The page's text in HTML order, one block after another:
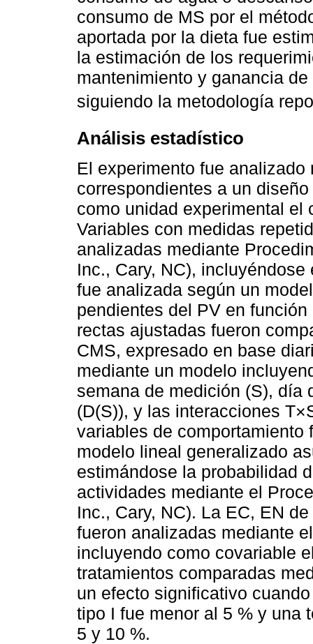
consumo de MS por el
aportada por la dieta fue
la estimación de los
mantenimiento y ganancia
siguiendo la metodología
Análisis estadístico
El experimento fue
correspondientes a un
como unidad experimental el
Variables con medidas
analizadas mediante
Inc., Cary, NC),
fue analizada según un
pendientes del PV en
rectas ajustadas fueron
CMS, expresado en base
mediante un modelo
semana de medición (S), día
(D(S)), y las interacciones
variables de comportamiento
modelo lineal generalizado
estimándose la probabilidad
actividades mediante el
Inc., Cary, NC). La EC, EN
fueron analizadas mediante
incluyendo como covariable
tratamientos comparadas
un efecto significativo
tipo I fue menor al 5 % y una
5 y 10 %.